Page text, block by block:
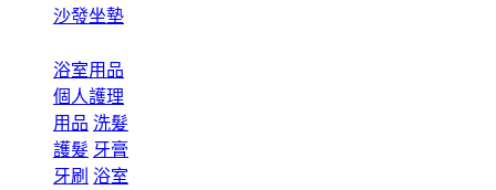
沙發坐墊
浴室用品
個人護理
用品 洗髮
護髮 牙膏
牙刷 浴室